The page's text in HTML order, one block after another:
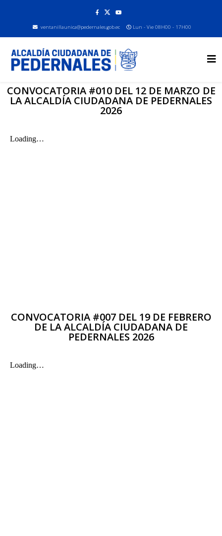
ventanillaunica@pedernales.gob.ec Lun - Vie 08H00 - 17H00
CONVOCATORIA #010 DEL 12 DE MARZO DE
LA ALCALDÍA CIUDADANA DE PEDERNALES
2026
CONVOCATORIA #007 DEL 19 DE FEBRERO
DE LA ALCALDÍA CIUDADANA DE
PEDERNALES 2026